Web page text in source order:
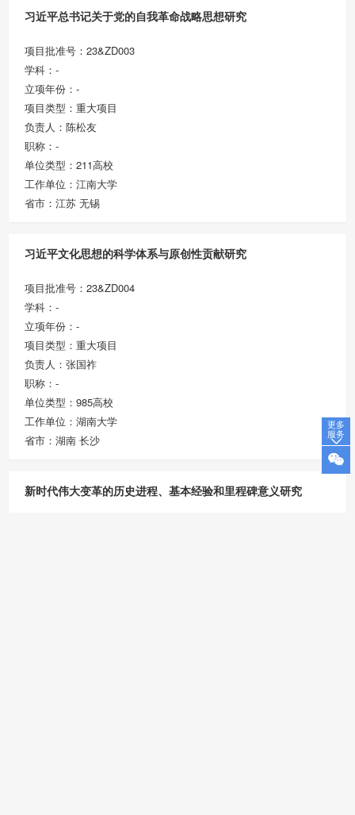
习近平总书记关于党的自我革命战略思想研究
项目批准号：23&ZD003
学科：-
立项年份：-
项目类型：重大项目
负责人：陈松友
职称：-
单位类型：211高校
工作单位：江南大学
省市：江苏 无锡
习近平文化思想的科学体系与原创性贡献研究
项目批准号：23&ZD004
学科：-
立项年份：-
项目类型：重大项目
负责人：张国祚
职称：-
单位类型：985高校
工作单位：湖南大学
省市：湖南 长沙
新时代伟大变革的历史进程、基本经验和里程碑意义研究
更多
服务